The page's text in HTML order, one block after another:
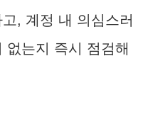
, 계정 내 의심스러
없는지 즉시 점검해